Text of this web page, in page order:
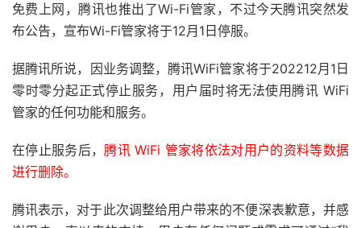
免费上网，腾讯也推出了Wi-Fi管家，不过今天腾讯突然发
布公告，宣布Wi-Fi管家将于12月1日停服。
据腾讯所说，因业务调整，腾讯WiFi管家将于202212月1日
零时零分起正式停止服务，用户届时将无法使用腾讯 WiFi
管家的任何功能和服务。
在停止服务后，腾讯 WiFi 管家将依法对用户的资料等数据
进行删除。
腾讯表示，对于此次调整给用户带来的不便深表歉意，并感